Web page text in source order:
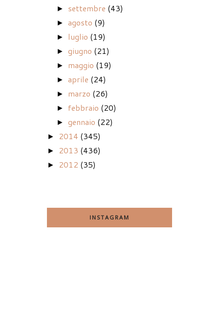
► settembre (43)
►agosto (9)
► luglio (19)
►giugno (21)
► maggio (19)
►aprile (24)
► marzo (26)
► febbraio (20)
►gennaio (22)
► 2014 (345)
► 2013 (436)
► 2012 (35)
INSTAGRAM